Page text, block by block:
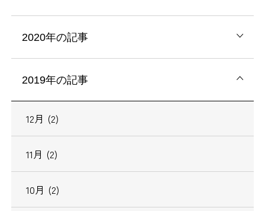
2020年の記事
2019年の記事
12月 (2)
11月 (2)
10月 (2)